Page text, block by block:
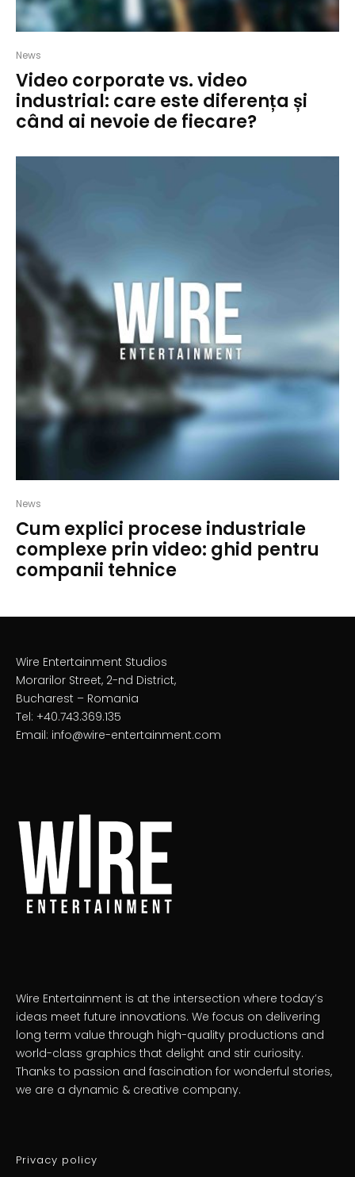
News
Video corporate vs. video
industrial: care este diferența și
când ai nevoie de fiecare?
News
Cum explici procese industriale
complexe prin video: ghid pentru
companii tehnice
Wire Entertainment Studios
Morarilor Street, 2-nd District,
Bucharest – Romania
Tel: +40.743.369.135
Email: info@wire-entertainment.com
Wire Entertainment is at the intersection where today’s
ideas meet future innovations. We focus on delivering
long term value through high-quality productions and
world-class graphics that delight and stir curiosity.
Thanks to passion and fascination for wonderful stories,
we are a dynamic & creative company.
Privacy policy